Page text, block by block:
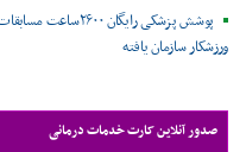
ورزشکار سازمان یافته
صدور آنلاین کارت خدمات درمانی